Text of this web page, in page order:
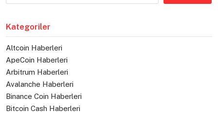
Kategoriler
Altcoin Haberleri
ApeCoin Haberleri
Arbitrum Haberleri
Avalanche Haberleri
Binance Coin Haberleri
Bitcoin Cash Haberleri